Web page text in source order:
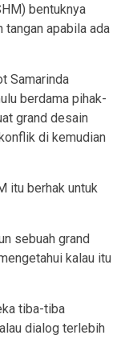
bentuknya
apabila ada
Samarinda
berdama pihak-
grand desain
di kemudian
itu berhak untuk
sebuah grand
kalau itu
tiba-tiba
dialog terlebih